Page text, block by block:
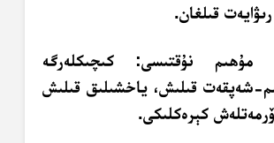
قىلغان.
مۇھىم نۇقتىسى: كىچىكلەرگە
شەپقەت قىلىش، ياخشىلىق قىلىش
كېرەكلىكى.